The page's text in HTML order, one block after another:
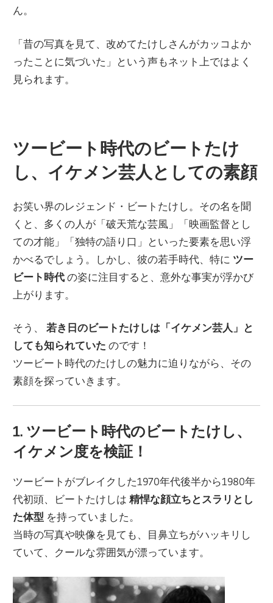
ん。
「昔の写真を見て、改めてたけしさんがカッコよか
ったことに気づいた」という声もネット上ではよく
見られます。
ツービート時代のビートたけ
し、イケメン芸人としての素顔
お笑い界のレジェンド・ビートたけし。その名を聞
くと、多くの人が「破天荒な芸風」「映画監督とし
ての才能」「独特の語り口」といった要素を思い浮
かべるでしょう。しかし、彼の若手時代、特に ツー
ビート時代の姿に注目すると、意外な事実が浮かび
上がります。
そう、若き日のビートたけしは「イケメン芸人」と
しても知られていた のです！
ツービート時代のたけしの魅力に迫りながら、その
素顔を探っていきます。
1. ツービート時代のビートたけし、
イケメン度を検証！
ツービートがブレイクした1970年代後半から1980年
代初頭、ビートたけしは精悍な顔立ちとスラリとし
た体型 を持っていました。
当時の写真や映像を見ても、目鼻立ちがハッキリし
ていて、クールな雰囲気が漂っています。